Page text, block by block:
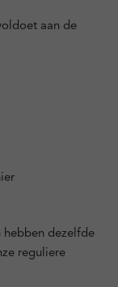
aan de
dezelfde
reguliere